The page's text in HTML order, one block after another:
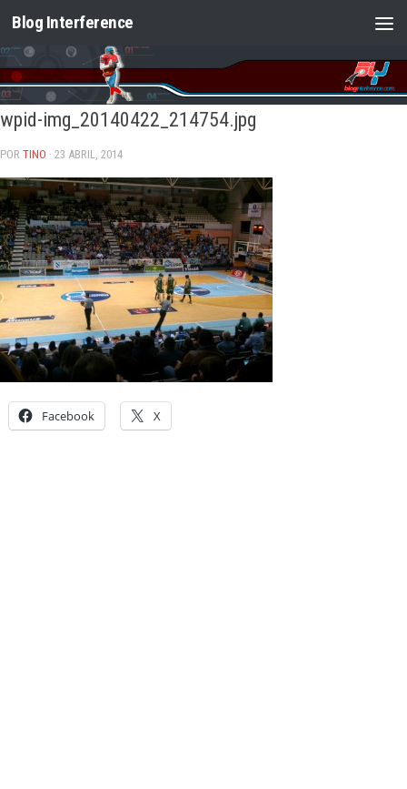
Saltar al contenido
Blog Interference
wpid-img_20140422_214754.jpg
POR TINO · 23 ABRIL, 2014
Facebook X